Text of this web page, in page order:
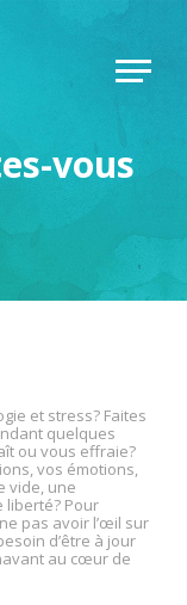
vous
et stress? Faites
quelques
ou vous effraie?
vos émotions,
vide, une
liberté? Pour
pas avoir l’œil sur
d’être à jour
au cœur de